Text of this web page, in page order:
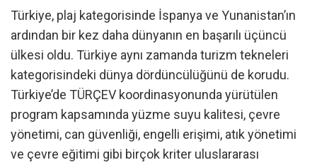
Türkiye, plaj kategorisinde İspanya ve Yunanistan’ın
ardından bir kez daha dünyanın en başarılı üçüncü
ülkesi oldu. Türkiye aynı zamanda turizm tekneleri
kategorisindeki dünya dördüncülüğünü de korudu.
Türkiye’de TÜRÇEV koordinasyonunda yürütülen
program kapsamında yüzme suyu kalitesi, çevre
yönetimi, can güvenliği, engelli erişimi, atık yönetimi
ve çevre eğitimi gibi birçok kriter uluslararası